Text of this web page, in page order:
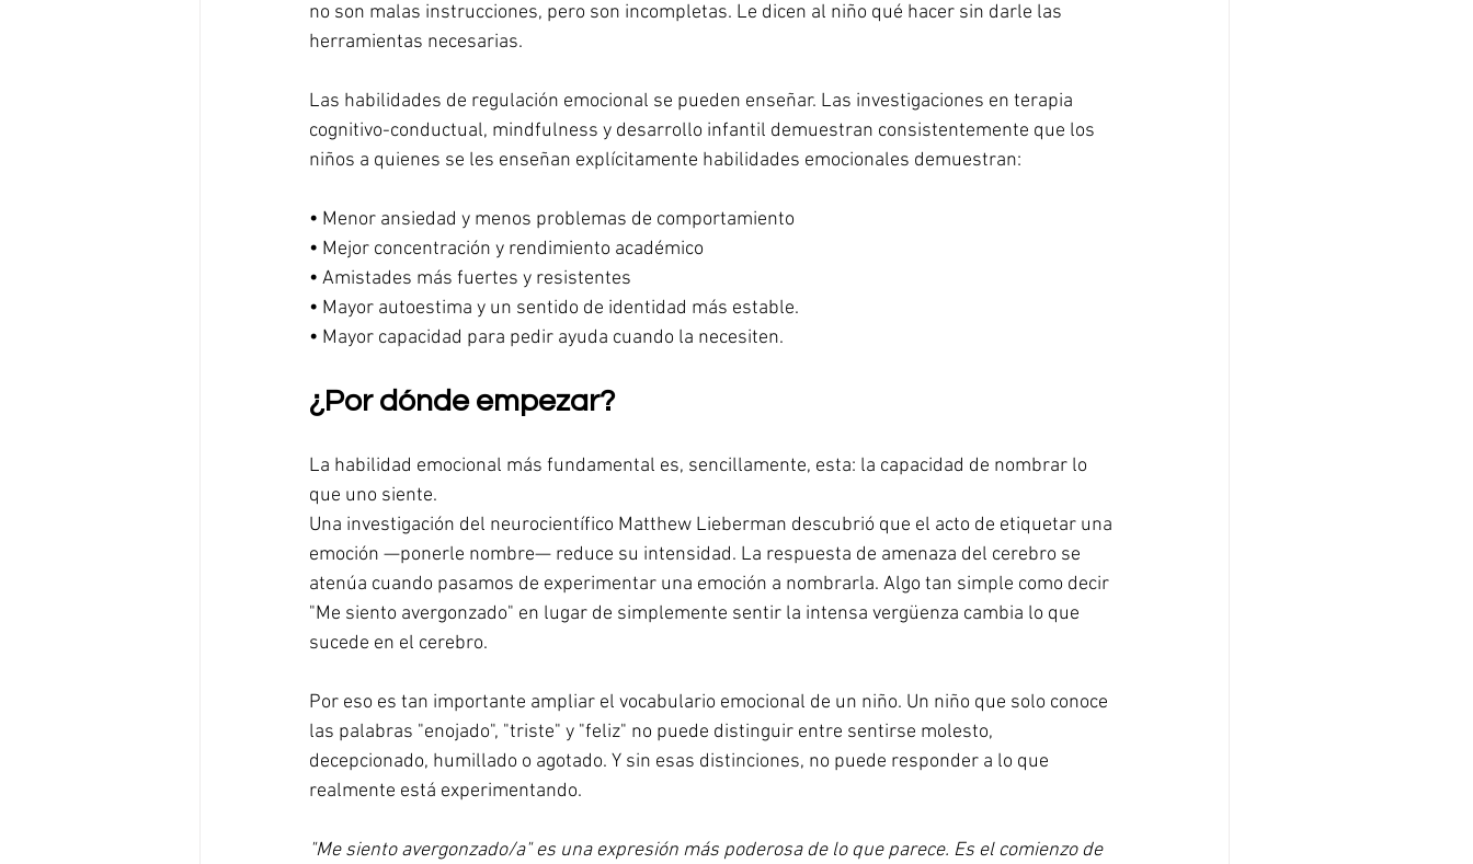
no son malas instrucciones, pero son incompletas. Le dicen al niño qué hacer sin darle las
herramientas necesarias.
Las habilidades de regulación emocional se pueden enseñar. Las investigaciones en terapia
cognitivo-conductual, mindfulness y desarrollo infantil demuestran consistentemente que los
niños a quienes se les enseñan explícitamente habilidades emocionales demuestran:
• Menor ansiedad y menos problemas de comportamiento
• Mejor concentración y rendimiento académico
• Amistades más fuertes y resistentes
• Mayor autoestima y un sentido de identidad más estable.
• Mayor capacidad para pedir ayuda cuando la necesiten.
¿Por dónde empezar?
La habilidad emocional más fundamental es, sencillamente, esta: la capacidad de nombrar lo
que uno siente.
Una investigación del neurocientífico Matthew Lieberman descubrió que el acto de etiquetar una
emoción —ponerle nombre— reduce su intensidad. La respuesta de amenaza del cerebro se
atenúa cuando pasamos de experimentar una emoción a nombrarla. Algo tan simple como decir
"Me siento avergonzado" en lugar de simplemente sentir la intensa vergüenza cambia lo que
sucede en el cerebro.
Por eso es tan importante ampliar el vocabulario emocional de un niño. Un niño que solo conoce
las palabras "enojado", "triste" y "feliz" no puede distinguir entre sentirse molesto,
decepcionado, humillado o agotado. Y sin esas distinciones, no puede responder a lo que
realmente está experimentando.
"Me siento avergonzado/a" es una expresión más poderosa de lo que parece. Es el comienzo de